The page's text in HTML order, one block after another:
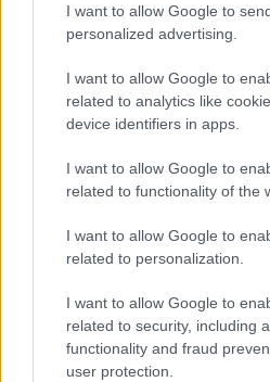
I want to allow Google to
personalized advertising.
I want to allow Google to
related to analytics like
device identifiers in apps.
I want to allow Google to
related to functionality of the
I want to allow Google to
related to personalization.
I want to allow Google to
related to security, including
functionality and fraud
user protection.
Scoperte carcasse di moto
destinati al Senegal
PIÙ LETTI
XPENG Partner del Teatro
Elettrici e Musica in Sinfonia